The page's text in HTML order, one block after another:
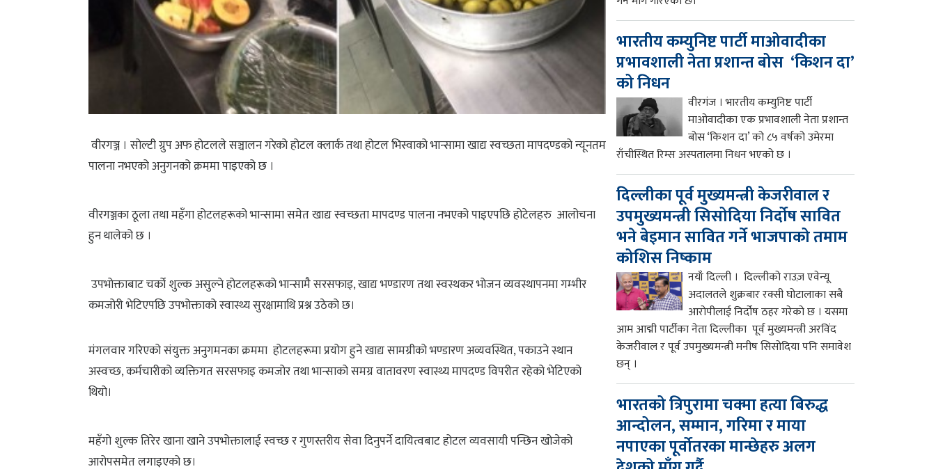
वीरगञ्ज । सोल्टी ग्रुप अफ होटलले सञ्चालन गरेको होटल क्लार्क तथा होटल भिस्वाको भान्सामा खाद्य स्वच्छता मापदण्डको न्यूनतम
पालना नभएको अनुगनको क्रममा पाइएको छ ।
वीरगञ्जका ठूला तथा महँगा होटलहरूको भान्सामा समेत खाद्य स्वच्छता मापदण्ड पालना नभएको पाइएपछि होटेलहरु आलोचना
हुन थालेको छ ।
उपभोक्ताबाट चर्को शुल्क असुल्ने होटलहरूको भान्सामै सरसफाइ, खाद्य भण्डारण तथा स्वस्थकर भोजन व्यवस्थापनमा गम्भीर
कमजोरी भेटिएपछि उपभोक्ताको स्वास्थ्य सुरक्षामाथि प्रश्न उठेको छ।
मंगलवार गरिएको संयुक्त अनुगमनका क्रममा होटलहरूमा प्रयोग हुने खाद्य सामग्रीको भण्डारण अव्यवस्थित, पकाउने स्थान
अस्वच्छ, कर्मचारीको व्यक्तिगत सरसफाइ कमजोर तथा भान्साको समग्र वातावरण स्वास्थ्य मापदण्ड विपरीत रहेको भेटिएको
थियो।
महँगो शुल्क तिरेर खाना खाने उपभोक्तालाई स्वच्छ र गुणस्तरीय सेवा दिनुपर्ने दायित्वबाट होटल व्यवसायी पन्छिन खोजेको
आरोपसमेत लगाइएको छ।
भारतीय कम्युनिष्ट पार्टी माओवादीका
प्रभावशाली नेता प्रशान्त बोस ‘किशन दा’
को निधन
वीरगंज । भारतीय कम्युनिष्ट पार्टी
माओवादीका एक प्रभावशाली नेता प्रशान्त
बोस ‘किशन दा’ को ८५ वर्षको उमेरमा
राँचीस्थित रिम्स अस्पतालमा निधन भएको छ ।
दिल्लीका पूर्व मुख्यमन्त्री केजरीवाल र
उपमुख्यमन्त्री सिसोदिया निर्दोष सावित
भने बेइमान सावित गर्ने भाजपाको तमाम
कोशिस निष्काम
नयाँ दिल्ली । दिल्लीको राउज़ एवेन्यू
अदालतले शुक्रबार रक्सी घोटालाका सबै
आरोपीलाई निर्दोष ठहर गरेको छ । यसमा
आम आद्मी पार्टीका नेता दिल्लीका पूर्व मुख्यमन्त्री अरविंद
केजरीवाल र पूर्व उपमुख्यमन्त्री मनीष सिसोदिया पनि समावेश
छन् ।
भारतको त्रिपुरामा चक्मा हत्या बिरुद्ध
आन्दोलन, सम्मान, गरिमा र माया
नपाएका पूर्वोतरका मान्छेहरु अलग